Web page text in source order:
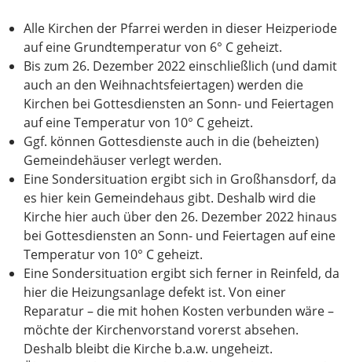
Alle Kirchen der Pfarrei werden in dieser Heizperiode
auf eine Grundtemperatur von 6° C geheizt.
Bis zum 26. Dezember 2022 einschließlich (und damit
auch an den Weihnachtsfeiertagen) werden die
Kirchen bei Gottesdiensten an Sonn- und Feiertagen
auf eine Temperatur von 10° C geheizt.
Ggf. können Gottesdienste auch in die (beheizten)
Gemeindehäuser verlegt werden.
Eine Sondersituation ergibt sich in Großhansdorf, da
es hier kein Gemeindehaus gibt. Deshalb wird die
Kirche hier auch über den 26. Dezember 2022 hinaus
bei Gottesdiensten an Sonn- und Feiertagen auf eine
Temperatur von 10° C geheizt.
Eine Sondersituation ergibt sich ferner in Reinfeld, da
hier die Heizungsanlage defekt ist. Von einer
Reparatur – die mit hohen Kosten verbunden wäre –
möchte der Kirchenvorstand vorerst absehen.
Deshalb bleibt die Kirche b.a.w. ungeheizt.